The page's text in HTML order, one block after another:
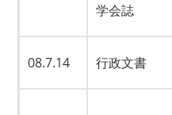
学会誌
08.7.14 行政文書